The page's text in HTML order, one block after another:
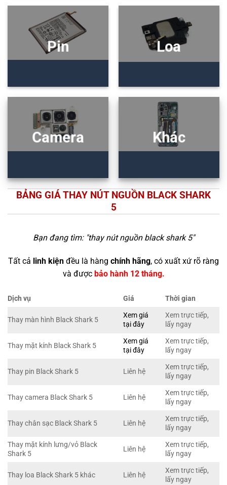
Pin Loa
Camera Khác
BẢNG GIÁ THAY NÚT NGUỒN BLACK SHARK
5
Bạn đang tìm: "thay nút nguồn black shark 5"
Tất cả linh kiện đều là hàng chính hãng, có xuất xứ rõ ràng
và được bảo hành 12 tháng.
Dịch vụ Giá Thời gian
Thay màn hình Black Shark 5
Xem giá
tại đây
Xem trực tiếp,
lấy ngay
Thay mặt kính Black Shark 5
Xem giá
tại đây
Xem trực tiếp,
lấy ngay
Thay pin Black Shark 5 Liên hệ
Xem trực tiếp,
lấy ngay
Thay camera Black Shark 5 Liên hệ
Xem trực tiếp,
lấy ngay
Thay chân sạc Black Shark 5 Liên hệ
Xem trực tiếp,
lấy ngay
Thay mặt kính lưng/vỏ Black
Shark 5
Liên hệ
Xem trực tiếp,
lấy ngay
Thay loa Black Shark 5 khác Liên hệ
Xem trực tiếp,
lấy ngay